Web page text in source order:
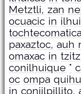
Metztli, zan
ocuacic in
paxaztoc, auh
omaxac in
conilhuique °
oc ompa
in coniilpillito,